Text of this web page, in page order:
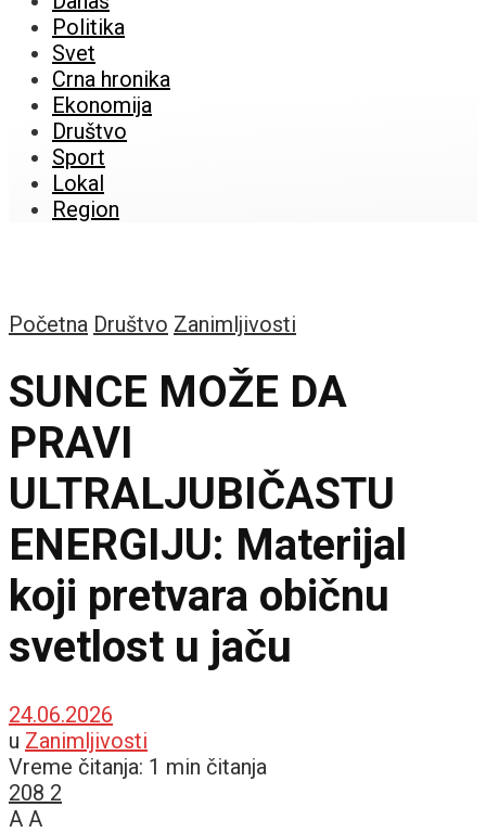
Politika
Svet
Crna hronika
Ekonomija
Društvo
Sport
Lokal
Region
Početna Društvo Zanimljivosti
SUNCE MOŽE DA
PRAVI
ULTRALJUBIČASTU
ENERGIJU: Materijal
koji pretvara običnu
svetlost u jaču
24.06.2026
u Zanimljivosti
Vreme čitanja: 1 min čitanja
208 2
A A